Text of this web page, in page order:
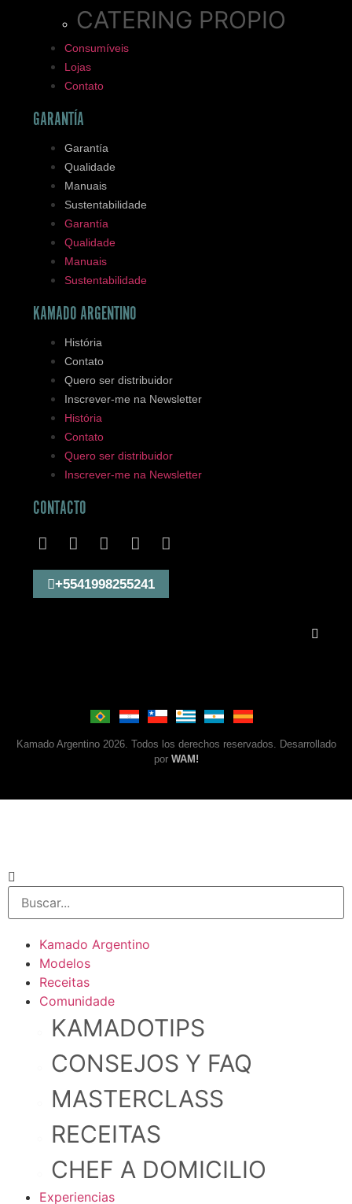
CATERING PROPIO
Consumíveis
Lojas
Contato
GARANTÍA
Garantía
Qualidade
Manuais
Sustentabilidade
Garantía
Qualidade
Manuais
Sustentabilidade
KAMADO ARGENTINO
História
Contato
Quero ser distribuidor
Inscrever-me na Newsletter
História
Contato
Quero ser distribuidor
Inscrever-me na Newsletter
CONTACTO
+5541998255241
Kamado Argentino 2026. Todos los derechos reservados. Desarrollado
por WAM!
Kamado Argentino
Modelos
Receitas
Comunidade
KAMADOTIPS
CONSEJOS Y FAQ
MASTERCLASS
RECEITAS
CHEF A DOMICILIO
Experiencias